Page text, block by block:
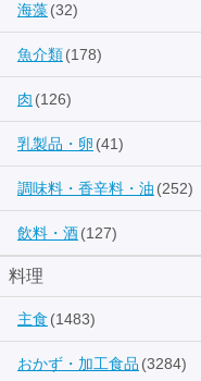
海藻(32)
魚介類(178)
肉 (126)
乳製品・卵 (41)
調味料・香辛料・油 (252)
飲料・酒(127)
料理
主食 (1483)
おかず・加工食品 (3284)